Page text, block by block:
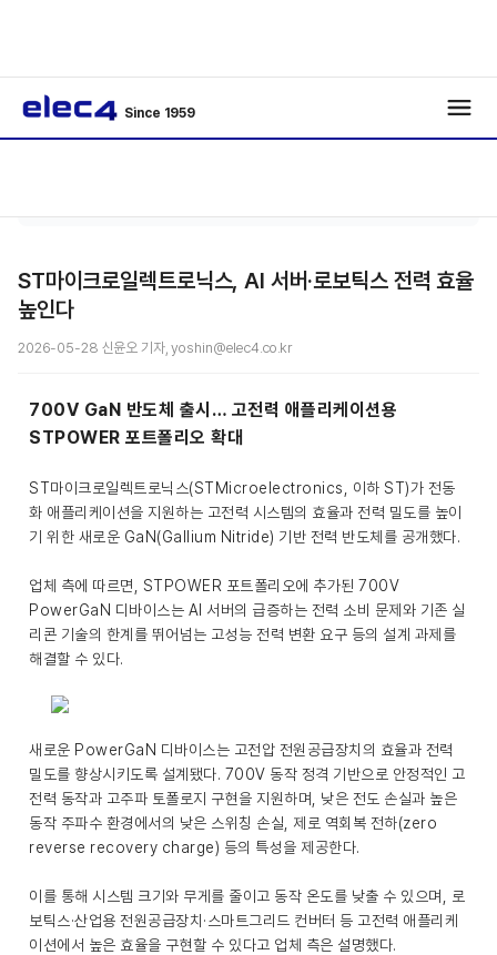
Since 1959
ST마이크로일렉트로닉스, AI 서버·로보틱스 전력 효율
높인다
2026-05-28 신윤오 기자, yoshin@elec4.co.kr
700V GaN 반도체 출시… 고전력 애플리케이션용
STPOWER 포트폴리오 확대
ST마이크로일렉트로닉스(STMicroelectronics, 이하 ST)가 전동
화 애플리케이션을 지원하는 고전력 시스템의 효율과 전력 밀도를 높이
기 위한 새로운 GaN(Gallium Nitride) 기반 전력 반도체를 공개했다.
업체 측에 따르면, STPOWER 포트폴리오에 추가된 700V
PowerGaN 디바이스는 AI 서버의 급증하는 전력 소비 문제와 기존 실
리콘 기술의 한계를 뛰어넘는 고성능 전력 변환 요구 등의 설계 과제를
해결할 수 있다.
새로운 PowerGaN 디바이스는 고전압 전원공급장치의 효율과 전력
밀도를 향상시키도록 설계됐다. 700V 동작 정격 기반으로 안정적인 고
전력 동작과 고주파 토폴로지 구현을 지원하며, 낮은 전도 손실과 높은
동작 주파수 환경에서의 낮은 스위칭 손실, 제로 역회복 전하(zero
reverse recovery charge) 등의 특성을 제공한다.
이를 통해 시스템 크기와 무게를 줄이고 동작 온도를 낮출 수 있으며, 로
보틱스·산업용 전원공급장치·스마트그리드 컨버터 등 고전력 애플리케
이션에서 높은 효율을 구현할 수 있다고 업체 측은 설명했다.